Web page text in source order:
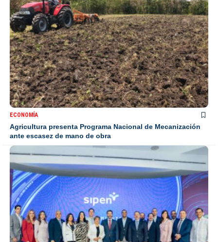
ECONOMÍA
Agricultura presenta Programa Nacional de Mecanización
ante escasez de mano de obra